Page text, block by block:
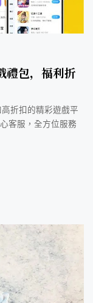
禮包，福利折
折扣的精彩遊戲平
客服，全方位服務